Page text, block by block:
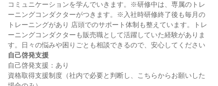
コミュニケーションを学んでいきます。※研修中は、専属のトレ
ーニングコンダクターがつきます。※入社時研修終了後も毎月の
トレーニングがあり 店頭でのサポート体制も整えています。トレ
ーニングコンダクターも販売職として活躍していた経験がありま
自己啓発支援
自己啓発支援：あり
資格取得支援制度（社内で必要と判断し、こちらからお願いした